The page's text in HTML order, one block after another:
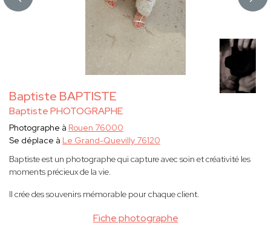
Baptiste BAPTISTE
Baptiste PHOTOGRAPHE
Fiche photographe
Photographe à Rouen 76000
Se déplace à Le Grand-Quevilly 76120
Baptiste est un photographe qui capture avec soin et créativité les
moments précieux de la vie.
Il crée des souvenirs mémorable pour chaque client.